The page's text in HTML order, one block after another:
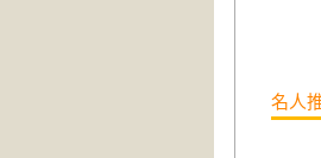
名人